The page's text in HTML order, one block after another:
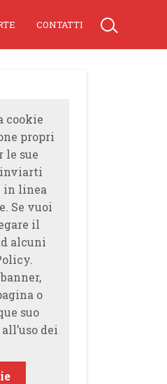
CONTATTI
cookie
propri
le sue
in linea
Se vuoi
il
alcuni
o
suo
dei